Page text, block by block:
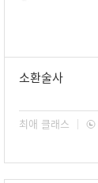
소환술사
최애 클래스